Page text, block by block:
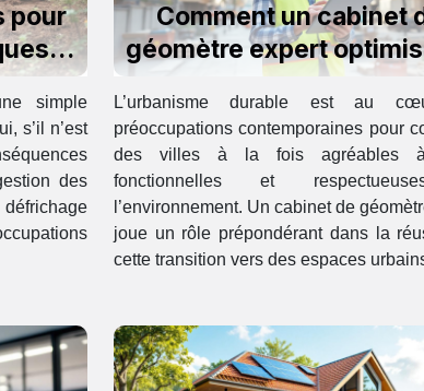
pour
du
simple
s’il n’est
des
Comment un cabinet
géomètre expert
il l'urbanisme durable ?
L’urbanisme durable est au
préoccupations contemporaines pour
des villes à la fois agréables
fonctionnelles et
l’environnement. Un cabinet de
joue un rôle prépondérant dans la
cette transition vers des espaces